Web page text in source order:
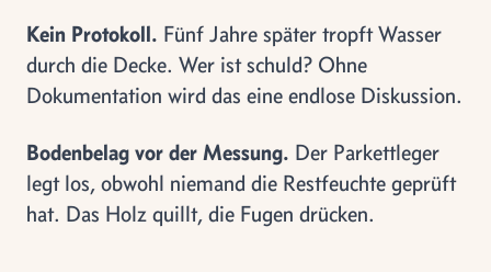
Kein Protokoll. Fünf Jahre später tropft Wasser
durch die Decke. Wer ist schuld? Ohne
Dokumentation wird das eine endlose Diskussion.
Bodenbelag vor der Messung. Der Parkettleger
legt los, obwohl niemand die Restfeuchte geprüft
hat. Das Holz quillt, die Fugen drücken.